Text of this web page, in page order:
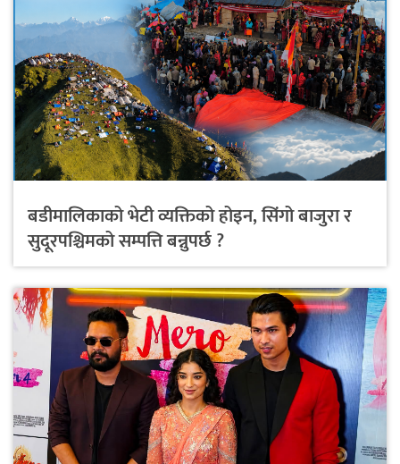
बडीमालिकाको भेटी व्यक्तिको होइन, सिंगो बाजुरा र
सुदूरपश्चिमको सम्पत्ति बन्नुपर्छ ?